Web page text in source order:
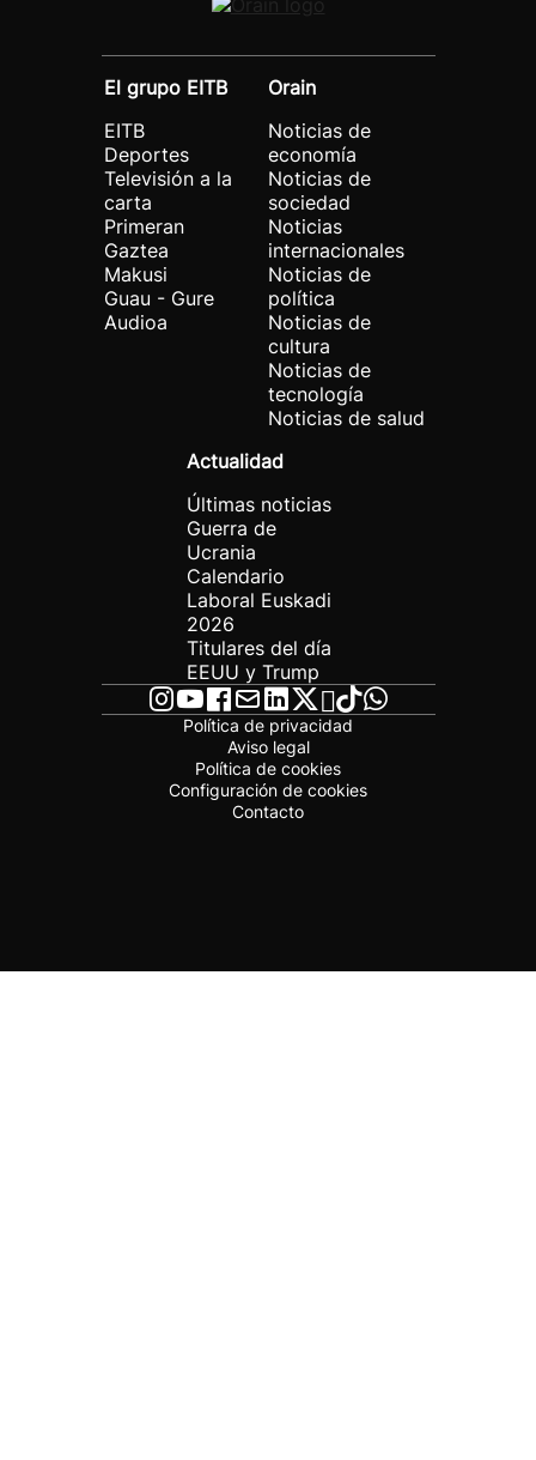
El grupo EITB
EITB
Deportes
Televisión a la
carta
Primeran
Gaztea
Makusi
Guau - Gure
Audioa
Orain
Noticias de
economía
Noticias de
sociedad
Noticias
internacionales
Noticias de
política
Noticias de
cultura
Noticias de
tecnología
Noticias de salud
Actualidad
Últimas noticias
Guerra de
Ucrania
Calendario
Laboral Euskadi
2026
Titulares del día
EEUU y Trump
Política de privacidad
Aviso legal
Política de cookies
Configuración de cookies
Contacto